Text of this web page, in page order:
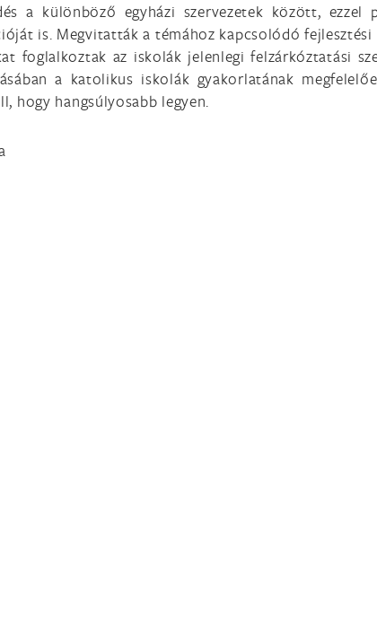
a különböző egyházi szervezetek között, ezzel
is. Megvitatták a témához kapcsolódó
foglalkoztak az iskolák jelenlegi felzárkóztatási
a katolikus iskolák gyakorlatának
hogy hangsúlyosabb legyen.